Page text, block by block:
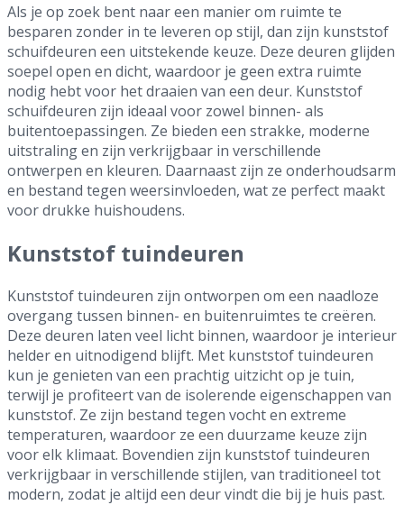
Als je op zoek bent naar een manier om ruimte te
besparen zonder in te leveren op stijl, dan zijn kunststof
schuifdeuren een uitstekende keuze. Deze deuren glijden
soepel open en dicht, waardoor je geen extra ruimte
nodig hebt voor het draaien van een deur. Kunststof
schuifdeuren zijn ideaal voor zowel binnen- als
buitentoepassingen. Ze bieden een strakke, moderne
uitstraling en zijn verkrijgbaar in verschillende
ontwerpen en kleuren. Daarnaast zijn ze onderhoudsarm
en bestand tegen weersinvloeden, wat ze perfect maakt
voor drukke huishoudens.
Kunststof tuindeuren
Kunststof tuindeuren zijn ontworpen om een naadloze
overgang tussen binnen- en buitenruimtes te creëren.
Deze deuren laten veel licht binnen, waardoor je interieur
helder en uitnodigend blijft. Met kunststof tuindeuren
kun je genieten van een prachtig uitzicht op je tuin,
terwijl je profiteert van de isolerende eigenschappen van
kunststof. Ze zijn bestand tegen vocht en extreme
temperaturen, waardoor ze een duurzame keuze zijn
voor elk klimaat. Bovendien zijn kunststof tuindeuren
verkrijgbaar in verschillende stijlen, van traditioneel tot
modern, zodat je altijd een deur vindt die bij je huis past.